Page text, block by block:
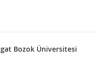
Bozok Üniversitesi